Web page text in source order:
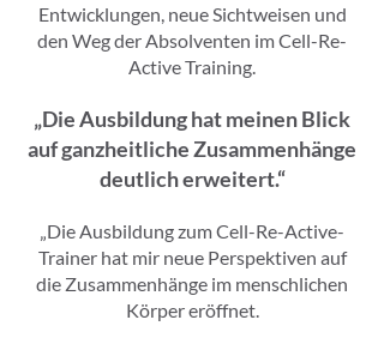
Entwicklungen, neue Sichtweisen und
den Weg der Absolventen im Cell-Re-
Active Training.
„Die Ausbildung hat meinen Blick
auf ganzheitliche Zusammenhänge
deutlich erweitert.“
„Die Ausbildung zum Cell-Re-Active-
Trainer hat mir neue Perspektiven auf
die Zusammenhänge im menschlichen
Körper eröffnet.